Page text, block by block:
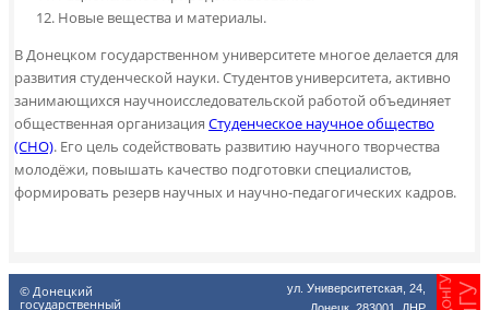
Новые вещества и материалы.
В Донецком государственном университете многое делается для
развития студенческой науки. Студентов университета, активно
занимающихся научно­исследовательской работой объединяет
общественная организация Студенческое научное общество
(СНО). Его цель содействовать развитию научного творчества
молодёжи, повышать качество подготовки специалистов,
формировать резерв научных и научно-педагогических кадров.
ул. Университетская, 24,
© Донецкий
государственный